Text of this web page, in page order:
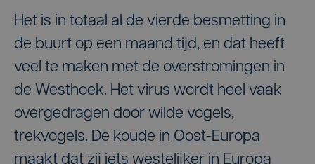
Het is in totaal al de vierde besmetting in
de buurt op een maand tijd, en dat heeft
veel te maken met de overstromingen in
de Westhoek. Het virus wordt heel vaak
overgedragen door wilde vogels,
trekvogels. De koude in Oost-Europa
maakt dat zij iets westelijker in Europa